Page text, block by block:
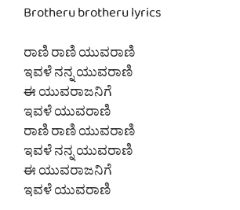
Brotheru brotheru lyrics
ರಾಣಿ ರಾಣಿ ಯುವರಾಣಿ
ಇವಳೆ ನನ್ನ ಯುವರಾಣಿ
ಈ ಯುವರಾಜನಿಗೆ
ಇವಳೆ ಯುವರಾಣಿ
ರಾಣಿ ರಾಣಿ ಯುವರಾಣಿ
ಇವಳೆ ನನ್ನ ಯುವರಾಣಿ
ಈ ಯುವರಾಜನಿಗೆ
ಇವಳೆ ಯುವರಾಣಿ